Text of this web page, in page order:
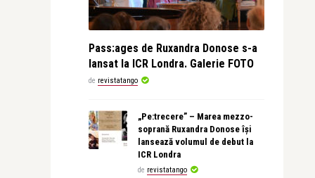
Pass:ages de Ruxandra Donose s-a
lansat la ICR Londra. Galerie FOTO
de revistatango
„Pe:trecere” – Marea mezzo-
soprană Ruxandra Donose își
lansează volumul de debut la
ICR Londra
de revistatango